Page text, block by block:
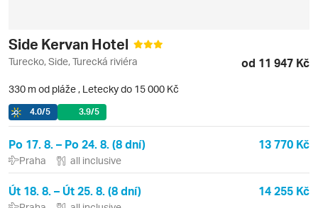
Side Kervan Hotel
Turecko, Side, Turecká riviéra od 11 947 Kč
330 m od pláže , Letecky do 15 000 Kč
4.0/5 3.9/5
Po 17. 8. – Po 24. 8. (8 dní) 13 770 Kč
Praha all inclusive
Út 18. 8. – Út 25. 8. (8 dní) 14 255 Kč